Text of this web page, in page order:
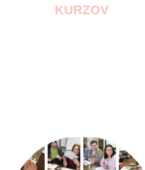
KURZOV